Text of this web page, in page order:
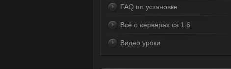
FAQ по установке
Всё о серверах cs 1.6
Видео уроки